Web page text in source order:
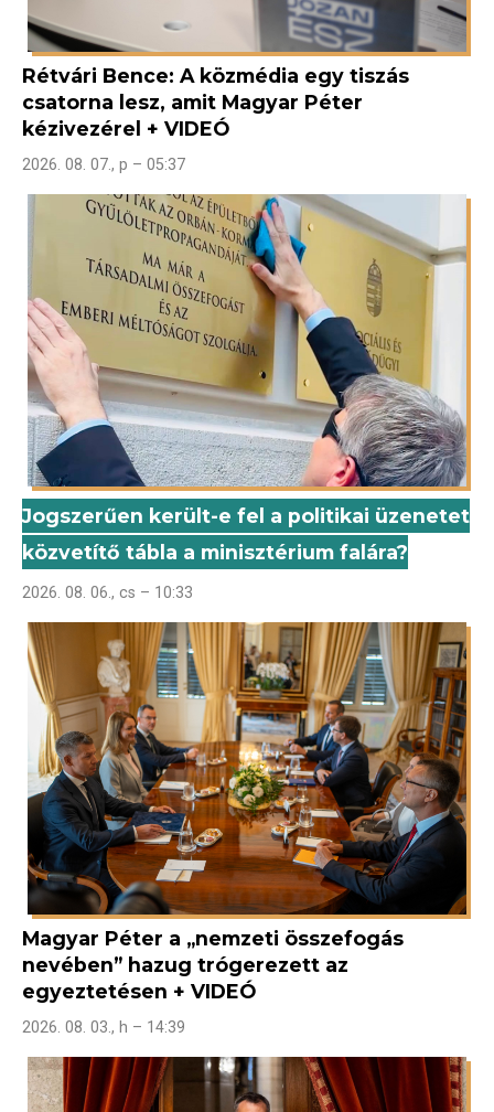
Rétvári Bence: A közmédia egy tiszás
csatorna lesz, amit Magyar Péter
kézivezérel + VIDEÓ
2026. 08. 07., p – 05:37
Jogszerűen került-e fel a politikai üzenetet
közvetítő tábla a minisztérium falára?
2026. 08. 06., cs – 10:33
Magyar Péter a „nemzeti összefogás
nevében” hazug trógerezett az
egyeztetésen + VIDEÓ
2026. 08. 03., h – 14:39